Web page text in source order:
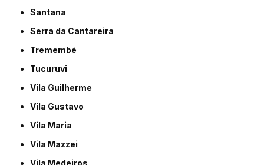
Santana
Serra da Cantareira
Tremembé
Tucuruvi
Vila Guilherme
Vila Gustavo
Vila Maria
Vila Mazzei
Vila Medeiros